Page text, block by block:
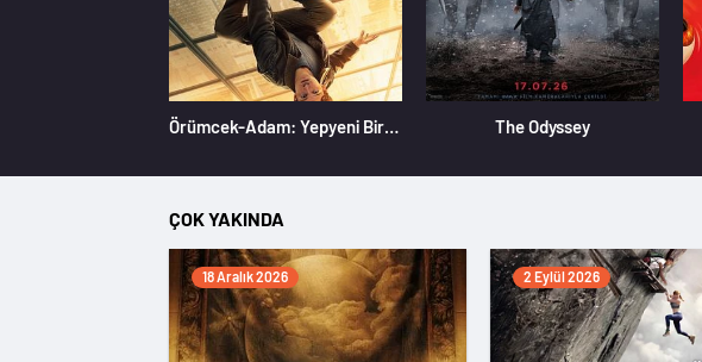
Örümcek-Adam: Yepyeni Bir Gün The Odyssey
ÇOK YAKINDA
18 Aralık 2026 2 Eylül 2026